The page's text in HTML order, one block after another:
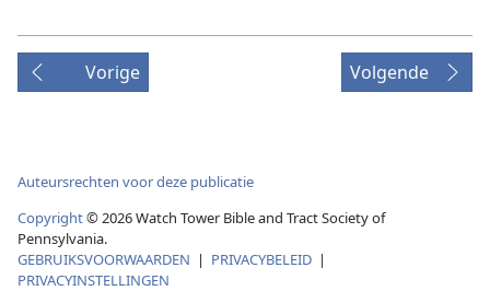
Vorige Volgende
Auteursrechten voor deze publicatie
Copyright© 2026 Watch Tower Bible and Tract Society of
Pennsylvania.
GEBRUIKSVOORWAARDEN | PRIVACYBELEID |
PRIVACYINSTELLINGEN